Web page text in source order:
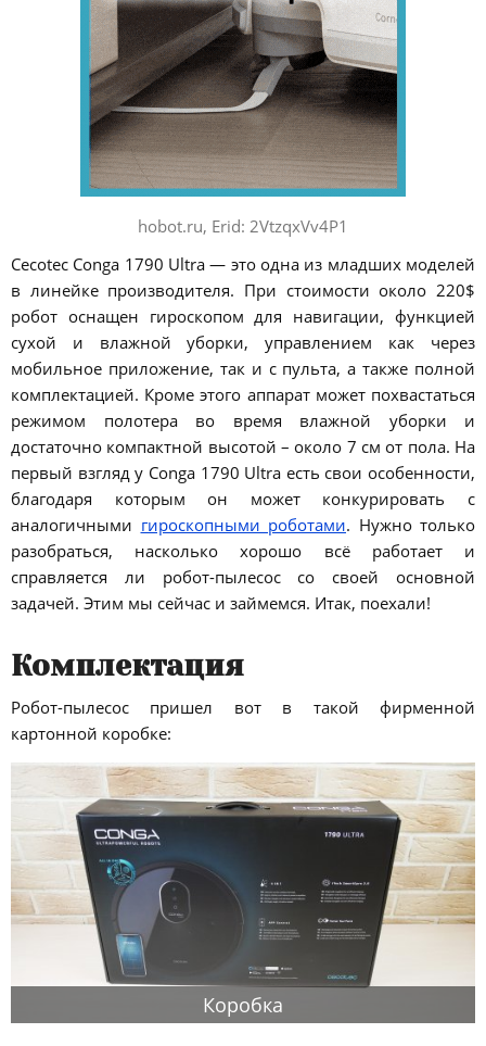
hobot.ru, Erid: 2VtzqxVv4P1
Cecotec Conga 1790 Ultra — это одна из младших моделей
в линейке производителя. При стоимости около 220$
робот оснащен гироскопом для навигации, функцией
сухой и влажной уборки, управлением как через
мобильное приложение, так и с пульта, а также полной
комплектацией. Кроме этого аппарат может похвастаться
режимом полотера во время влажной уборки и
достаточно компактной высотой – около 7 см от пола. На
первый взгляд у Conga 1790 Ultra есть свои особенности,
благодаря которым он может конкурировать с
аналогичными гироскопными роботами. Нужно только
разобраться, насколько хорошо всё работает и
справляется ли робот-пылесос со своей основной
задачей. Этим мы сейчас и займемся. Итак, поехали!
Комплектация
Робот-пылесос пришел вот в такой фирменной
картонной коробке:
Коробка